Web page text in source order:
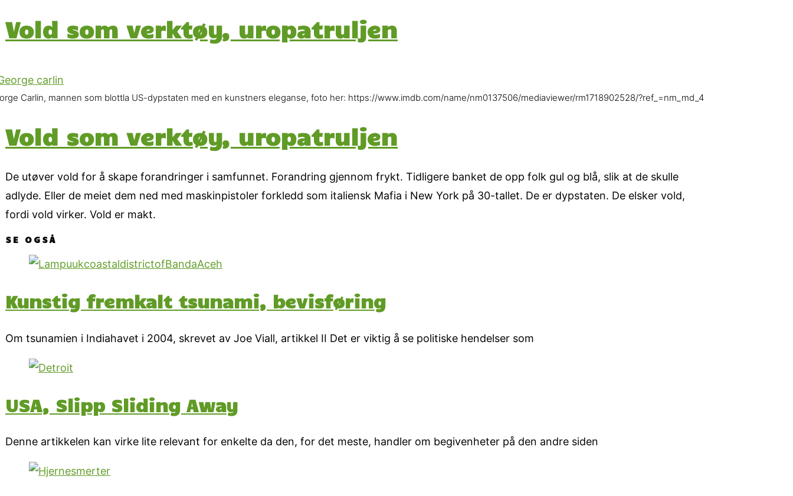
Vold som verktøy, uropatruljen
Carlin, mannen som blottla US-dypstaten med en kunstners eleganse, foto her: https://www.imdb.com/name/nm0137506/mediaviewer/rm1718902528/?ref_=nm_md_4
Vold som verktøy, uropatruljen
De utøver vold for å skape forandringer i samfunnet. Forandring gjennom frykt. Tidligere banket de opp folk gul og blå, slik at de skulle
adlyde. Eller de meiet dem ned med maskinpistoler forkledd som italiensk Mafia i New York på 30-tallet. De er dypstaten. De elsker vold,
fordi vold virker. Vold er makt.
SE OGSÅ
Kunstig fremkalt tsunami, bevisføring
Om tsunamien i Indiahavet i 2004, skrevet av Joe Viall, artikkel II Det er viktig å se politiske hendelser som
USA, Slipp Sliding Away
Denne artikkelen kan virke lite relevant for enkelte da den, for det meste, handler om begivenheter på den andre siden